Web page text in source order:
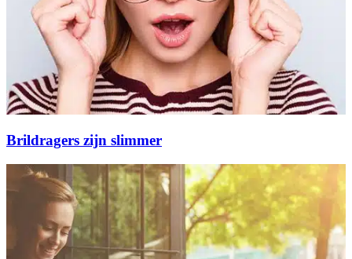
Brildragers zijn slimmer